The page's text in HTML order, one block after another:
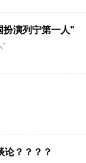
扮演列宁第一人"
"
论？？？？